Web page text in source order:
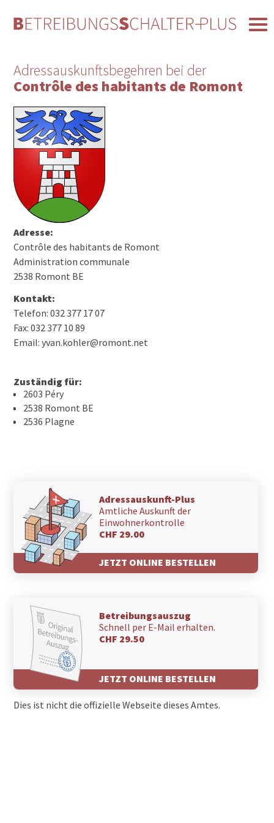
Adressauskunftsbegehren bei der
Contrôle des habitants de Romont
Adresse:
Contrôle des habitants de Romont
Administration communale
2538 Romont BE
Kontakt:
Telefon: 032 377 17 07
Fax: 032 377 10 89
Email: yvan.kohler@romont.net
Zuständig für:
2603 Péry
2538 Romont BE
2536 Plagne
Adressauskunft-Plus
Amtliche Auskunft der
Einwohnerkontrolle
CHF 29.00
JETZT ONLINE BESTELLEN
Betreibungsauszug
Schnell per E-Mail erhalten.
CHF 29.50
JETZT ONLINE BESTELLEN
Dies ist nicht die offizielle Webseite dieses Amtes.